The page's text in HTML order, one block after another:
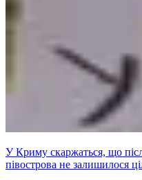
У Криму скаржаться, що
півострова не залишилося